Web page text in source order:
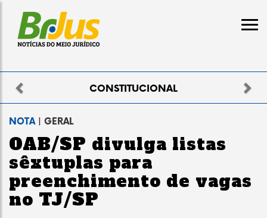
Previous
NOTA| GERAL
OAB/SP divulga listas
sêxtuplas para
preenchimento de vagas
no TJ/SP